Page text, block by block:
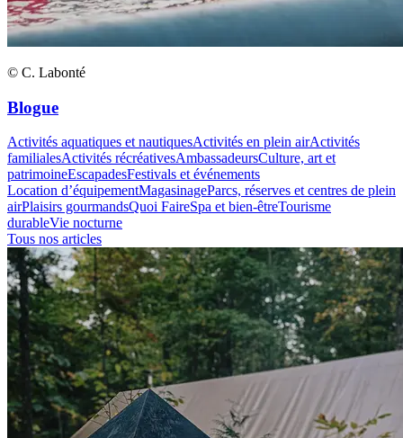
© C. Labonté
Blogue
Activités aquatiques et nautiquesActivités en plein airActivités
familialesActivités récréativesAmbassadeursCulture, art et
patrimoineEscapadesFestivals et événements
Location d’équipementMagasinageParcs, réserves et centres de plein
airPlaisirs gourmandsQuoi FaireSpa et bien-êtreTourisme
durableVie nocturne
Tous nos articles